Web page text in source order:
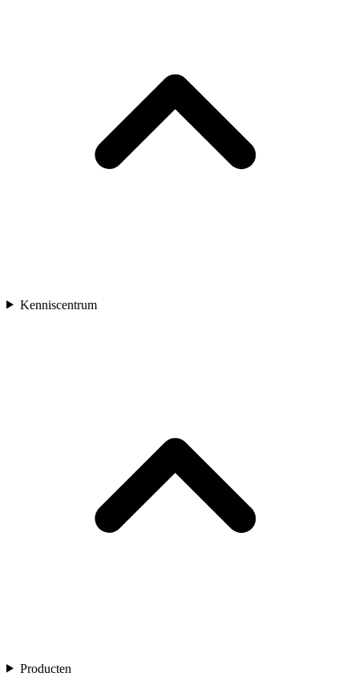
Kenniscentrum
Producten